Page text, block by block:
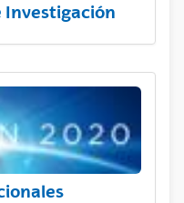
Investigación